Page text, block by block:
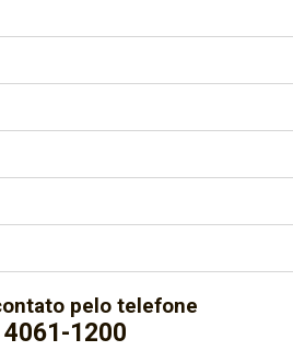
pelo telefone
4061-1200